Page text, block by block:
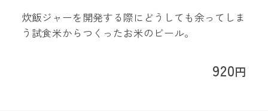
920円
炊飯ジャーを開発する際にどうしても余ってしま
う試食米からつくったお米のビール。